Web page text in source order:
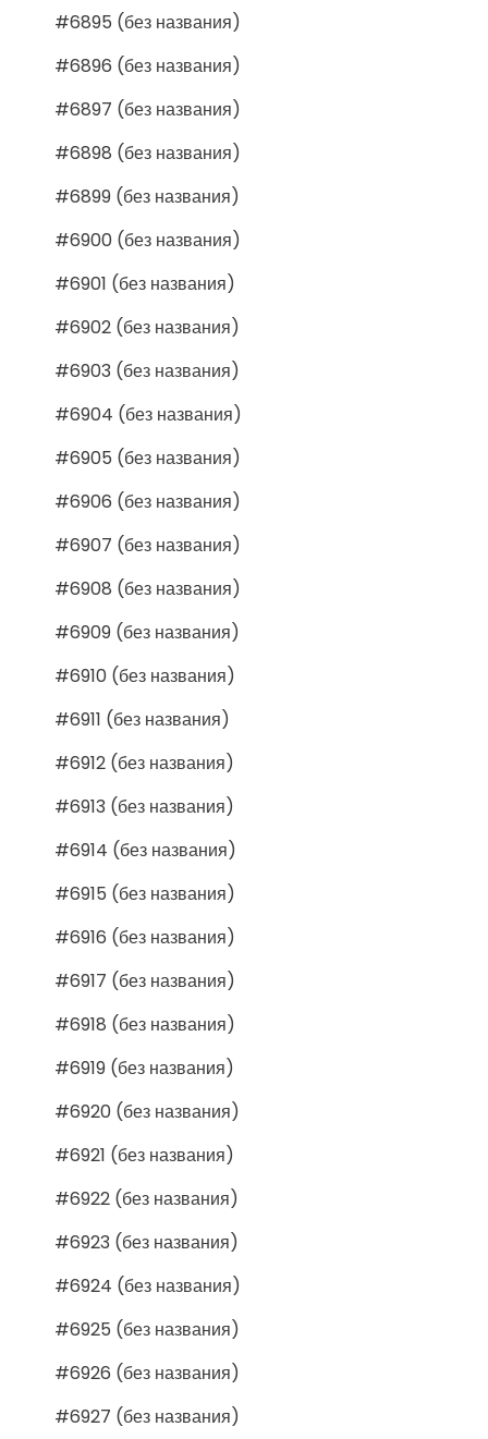
#6895 (без названия)
#6896 (без названия)
#6897 (без названия)
#6898 (без названия)
#6899 (без названия)
#6900 (без названия)
#6901 (без названия)
#6902 (без названия)
#6903 (без названия)
#6904 (без названия)
#6905 (без названия)
#6906 (без названия)
#6907 (без названия)
#6908 (без названия)
#6909 (без названия)
#6910 (без названия)
#6911 (без названия)
#6912 (без названия)
#6913 (без названия)
#6914 (без названия)
#6915 (без названия)
#6916 (без названия)
#6917 (без названия)
#6918 (без названия)
#6919 (без названия)
#6920 (без названия)
#6921 (без названия)
#6922 (без названия)
#6923 (без названия)
#6924 (без названия)
#6925 (без названия)
#6926 (без названия)
#6927 (без названия)